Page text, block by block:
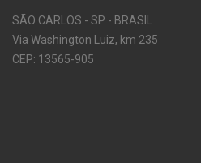
SÃO CARLOS - SP - BRASIL
Via Washington Luiz, km 235
CEP: 13565-905